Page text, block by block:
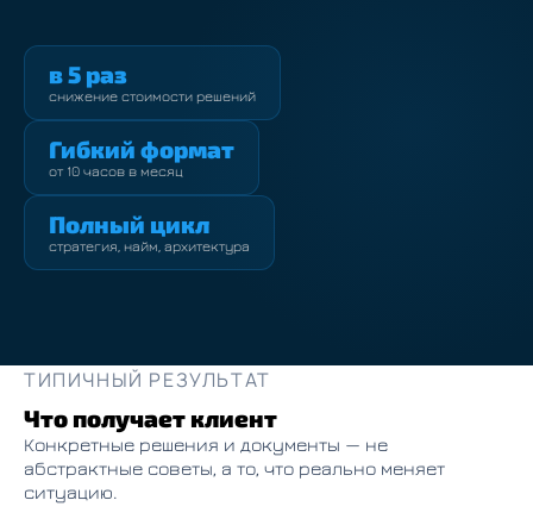
в 5 раз
снижение стоимости решений
Гибкий формат
от 10 часов в месяц
Полный цикл
стратегия, найм, архитектура
ТИПИЧНЫЙ РЕЗУЛЬТАТ
Что получает клиент
Конкретные решения и документы — не
абстрактные советы, а то, что реально меняет
ситуацию.